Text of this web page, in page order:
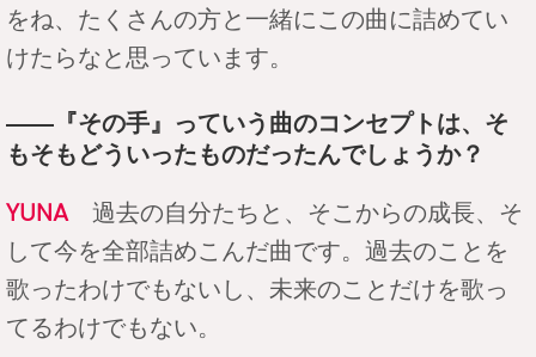
をね、たくさんの方と一緒にこの曲に詰めてい
けたらなと思っています。
――『その手』っていう曲のコンセプトは、そ
もそもどういったものだったんでしょうか？
YUNA過去の自分たちと、そこからの成長、そ
して今を全部詰めこんだ曲です。過去のことを
歌ったわけでもないし、未来のことだけを歌っ
てるわけでもない。